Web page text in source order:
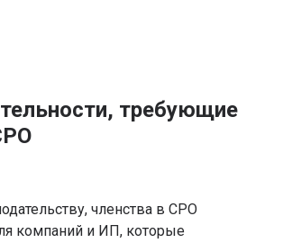
требующие
членства в СРО
компаний и ИП, которые